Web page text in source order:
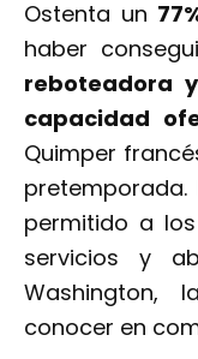
Ostenta un
haber
reboteadora
capacidad
Quimper
permitido a
servicios y
Washington,
conocer en